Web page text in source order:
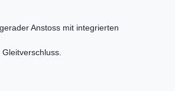
Anstoss mit integrierten